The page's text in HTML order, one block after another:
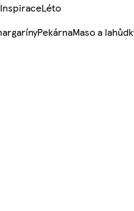
InspiraceLéto
PekárnaMaso a